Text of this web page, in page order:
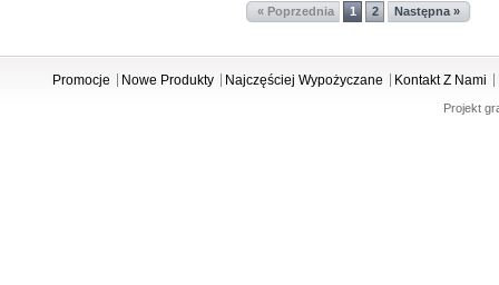
« Poprzednia 1 2 Następna »
Promocje Nowe Produkty Najczęściej Wypożyczane Kontakt Z Nami
Projekt